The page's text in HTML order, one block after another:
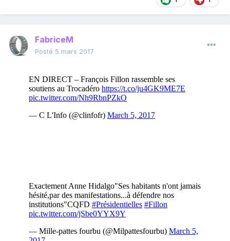
FabriceM
Posté 5 mars 2017